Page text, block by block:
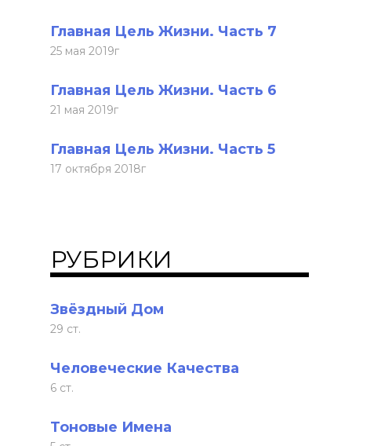
Главная Цель Жизни. Часть 7
25 мая 2019г
Главная Цель Жизни. Часть 6
21 мая 2019г
Главная Цель Жизни. Часть 5
17 октября 2018г
РУБРИКИ
Звёздный Дом
29 ст.
Человеческие Качества
6 ст.
Тоновые Имена